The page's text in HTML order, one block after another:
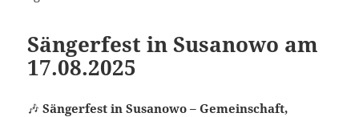
Sängerfest in Susanowo am
17.08.2025
🎶Sängerfest in Susanowo – Gemeinschaft,